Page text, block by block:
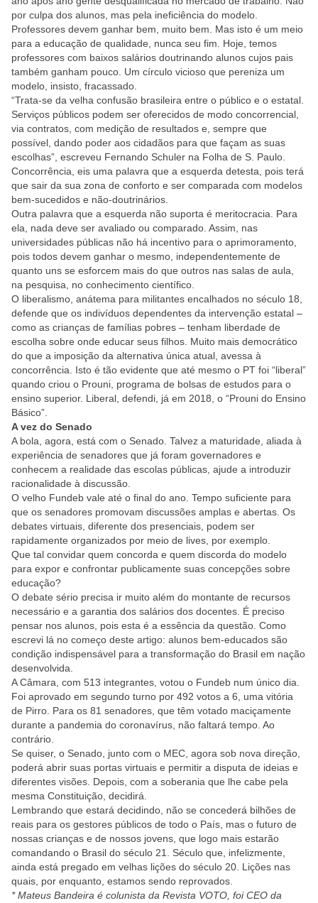
por culpa dos alunos, mas pela ineficiência do modelo.
Professores devem ganhar bem, muito bem. Mas isto é um meio
para a educação de qualidade, nunca seu fim. Hoje, temos
professores com baixos salários doutrinando alunos cujos pais
também ganham pouco. Um círculo vicioso que pereniza um
modelo, insisto, fracassado.
“Trata-se da velha confusão brasileira entre o público e o estatal.
Serviços públicos podem ser oferecidos de modo concorrencial,
via contratos, com medição de resultados e, sempre que
possível, dando poder aos cidadãos para que façam as suas
escolhas”, escreveu Fernando Schuler na Folha de S. Paulo.
Concorrência, eis uma palavra que a esquerda detesta, pois terá
que sair da sua zona de conforto e ser comparada com modelos
bem-sucedidos e não-doutrinários.
Outra palavra que a esquerda não suporta é meritocracia. Para
ela, nada deve ser avaliado ou comparado. Assim, nas
universidades públicas não há incentivo para o aprimoramento,
pois todos devem ganhar o mesmo, independentemente de
quanto uns se esforcem mais do que outros nas salas de aula,
na pesquisa, no conhecimento científico.
O liberalismo, anátema para militantes encalhados no século 18,
defende que os indivíduos dependentes da intervenção estatal –
como as crianças de famílias pobres – tenham liberdade de
escolha sobre onde educar seus filhos. Muito mais democrático
do que a imposição da alternativa única atual, avessa à
concorrência. Isto é tão evidente que até mesmo o PT foi “liberal”
quando criou o Prouni, programa de bolsas de estudos para o
ensino superior. Liberal, defendi, já em 2018, o “Prouni do Ensino
Básico”.
A vez do Senado
A bola, agora, está com o Senado. Talvez a maturidade, aliada à
experiência de senadores que já foram governadores e
conhecem a realidade das escolas públicas, ajude a introduzir
racionalidade à discussão.
O velho Fundeb vale até o final do ano. Tempo suficiente para
que os senadores promovam discussões amplas e abertas. Os
debates virtuais, diferente dos presenciais, podem ser
rapidamente organizados por meio de lives, por exemplo.
Que tal convidar quem concorda e quem discorda do modelo
para expor e confrontar publicamente suas concepções sobre
educação?
O debate sério precisa ir muito além do montante de recursos
necessário e a garantia dos salários dos docentes. É preciso
pensar nos alunos, pois esta é a essência da questão. Como
escrevi lá no começo deste artigo: alunos bem-educados são
condição indispensável para a transformação do Brasil em nação
desenvolvida.
A Câmara, com 513 integrantes, votou o Fundeb num único dia.
Foi aprovado em segundo turno por 492 votos a 6, uma vitória
de Pirro. Para os 81 senadores, que têm votado maciçamente
durante a pandemia do coronavírus, não faltará tempo. Ao
contrário.
Se quiser, o Senado, junto com o MEC, agora sob nova direção,
poderá abrir suas portas virtuais e permitir a disputa de ideias e
diferentes visões. Depois, com a soberania que lhe cabe pela
mesma Constituição, decidirá.
Lembrando que estará decidindo, não se concederá bilhões de
reais para os gestores públicos de todo o País, mas o futuro de
nossas crianças e de nossos jovens, que logo mais estarão
comandando o Brasil do século 21. Século que, infelizmente,
ainda está pregado em velhas lições do século 20. Lições nas
quais, por enquanto, estamos sendo reprovados.
* Mateus Bandeira é colunista da Revista VOTO, foi CEO da